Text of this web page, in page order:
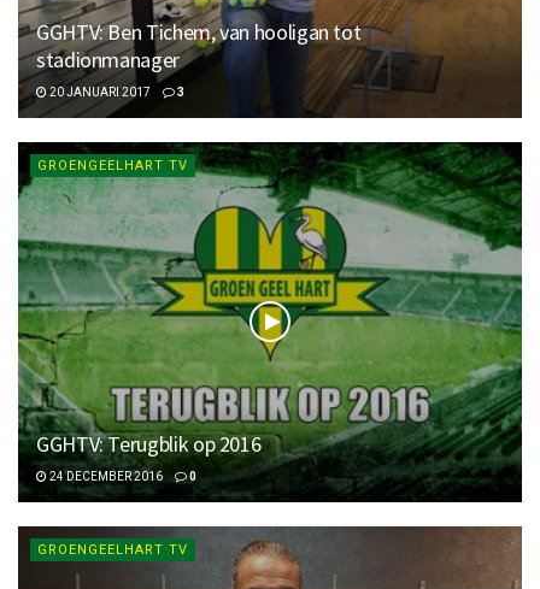
GGHTV: Ben Tichem, van hooligan tot
stadionmanager
20 JANUARI 2017 3
GROENGEELHART TV
GGHTV: Terugblik op 2016
24 DECEMBER 2016 0
GROENGEELHART TV